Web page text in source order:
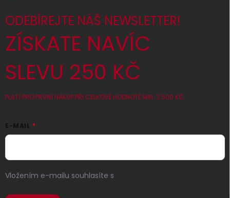
ODEBÍREJTE NÁŠ NEWSLETTER!
ZÍSKATE NAVÍC
SLEVU 250 KČ
PLATÍ PRO PRVNÍ NÁKUP PŘI CELKOVÉ HODNOTĚ MIN. 2 500 KČ
E-MAIL
Vložením e-mailu souhlasíte s